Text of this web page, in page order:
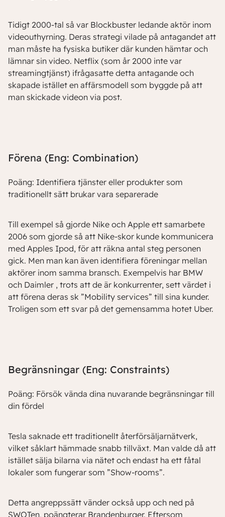
Tidigt 2000-tal så var Blockbuster ledande aktör inom
videouthyrning. Deras strategi vilade på antagandet att
man måste ha fysiska butiker där kunden hämtar och
lämnar sin video. Netflix (som år 2000 inte var
streamingtjänst) ifrågasatte detta antagande och
skapade istället en affärsmodell som byggde på att
man skickade videon via post.
Förena (Eng: Combination)
Poäng: Identifiera tjänster eller produkter som
traditionellt sätt brukar vara separerade
Till exempel så gjorde Nike och Apple ett samarbete
2006 som gjorde så att Nike-skor kunde kommunicera
med Apples Ipod, för att räkna antal steg personen
gick. Men man kan även identifiera föreningar mellan
aktörer inom samma bransch. Exempelvis har BMW
och Daimler , trots att de är konkurrenter, sett värdet i
att förena deras sk ”Mobility services” till sina kunder.
Troligen som ett svar på det gemensamma hotet Uber.
Begränsningar (Eng: Constraints)
Poäng: Försök vända dina nuvarande begränsningar till
din fördel
Tesla saknade ett traditionellt återförsäljarnätverk,
vilket såklart hämmade snabb tillväxt. Man valde då att
istället sälja bilarna via nätet och endast ha ett fåtal
lokaler som fungerar som ”Show-rooms”.
Detta angreppssätt vänder också upp och ned på
SWOTen, poängterar Brandenburger. Eftersom